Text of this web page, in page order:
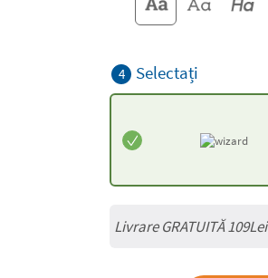
4 Selectați
Livrare GRATUITĂ 109Lei